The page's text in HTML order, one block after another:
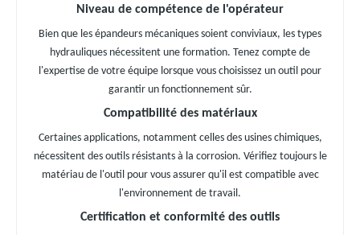
Niveau de compétence de l'opérateur
Bien que les épandeurs mécaniques soient conviviaux, les types
hydrauliques nécessitent une formation. Tenez compte de
l'expertise de votre équipe lorsque vous choisissez un outil pour
garantir un fonctionnement sûr.
Compatibilité des matériaux
Certaines applications, notamment celles des usines chimiques,
nécessitent des outils résistants à la corrosion. Vérifiez toujours le
matériau de l'outil pour vous assurer qu'il est compatible avec
l'environnement de travail.
Certification et conformité des outils